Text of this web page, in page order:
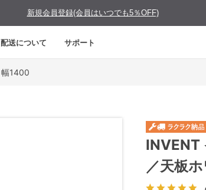
新規会員登録(会員はいつでも5％OFF)
配送について サポート
幅1400
INVENT
／天板